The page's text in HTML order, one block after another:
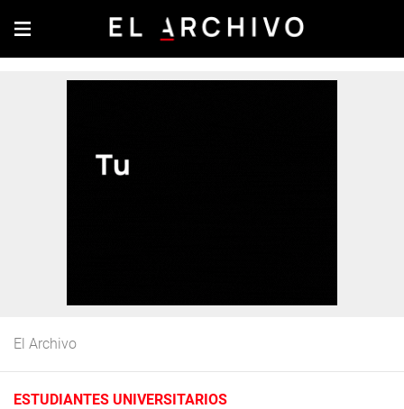
El Archivo
ESTUDIANTES UNIVERSITARIOS